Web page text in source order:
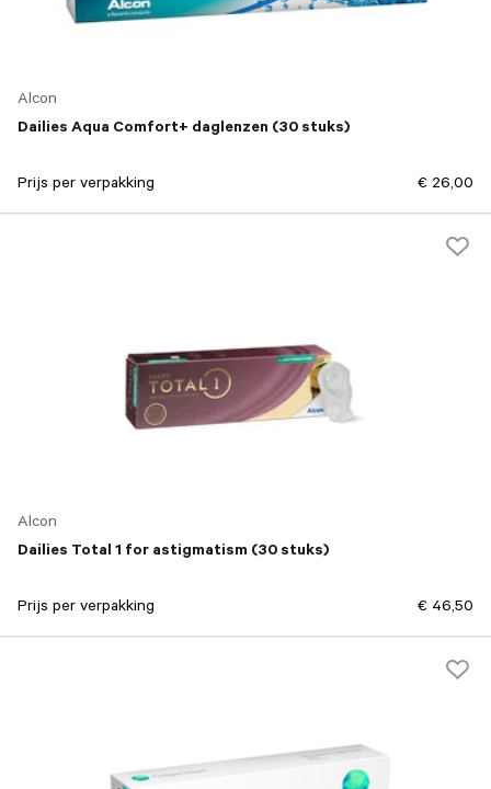
Alcon
Dailies Aqua Comfort+ daglenzen (30 stuks)
Prijs per verpakking € 26,00
Alcon
Dailies Total 1 for astigmatism (30 stuks)
Prijs per verpakking € 46,50